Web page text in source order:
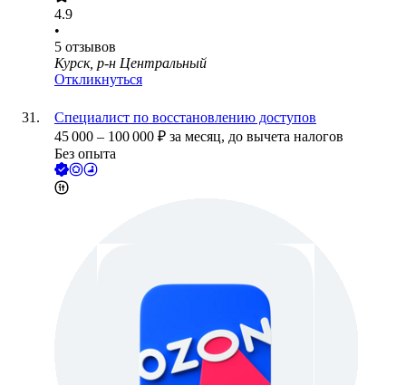
4.9
•
5 отзывов
Курск, р-н Центральный
Откликнуться
Специалист по восстановлению доступов
45 000 – 100 000 ₽ за месяц, до вычета налогов
Без опыта